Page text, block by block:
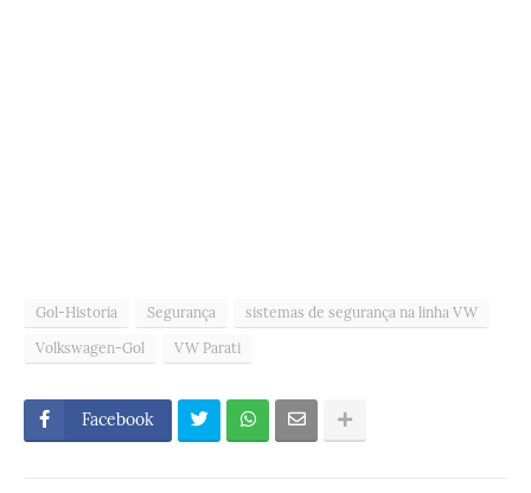
Gol-Historia Segurança
sistemas de segurança na linha VW
Volkswagen-Gol
VW Parati
Facebook